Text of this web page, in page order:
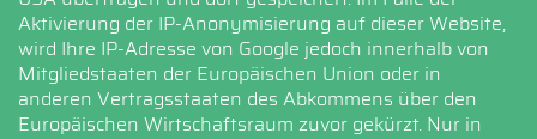
Aktivierung der IP-Anonymisierung auf dieser Website,
wird Ihre IP-Adresse von Google jedoch innerhalb von
Mitgliedstaaten der Europäischen Union oder in
anderen Vertragsstaaten des Abkommens über den
Europäischen Wirtschaftsraum zuvor gekürzt. Nur in